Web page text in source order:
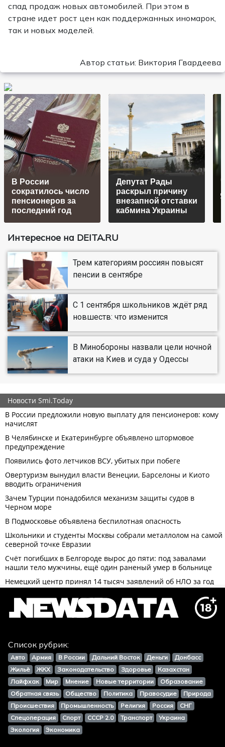
спад продаж новых автомобилей. При этом в
стране идет рост цен как поддержанных иномарок,
так и новых моделей.
Автор статьи: Виктория Гвардеева
В России
сократилось число
пенсионеров за
последний год
Депутат Рады
раскрыл причину
внезапной отставки
кабмина Украины
Интересное на DEITA.RU
Трем категориям россиян повысят
пенсии в сентябре
С 1 сентября школьников ждёт ряд
новшеств: что изменится
В Минобороны назвали цели ночной
атаки на Киев и суда у Одессы
Список рубрик:
Авто Армия В России Дальний Восток Деньги
Донбасс
Жильё
ЖКХ Законодательство Здоровье
Казахстан
Лайфхак
Мир Мнение Новые территории
Образование
Обратная связь
Общество Политика Правосудие
Природа
Происшествия
Промышленность Религия Россия
СНГ
Спецоперация
Спорт СССР 2.0 Транспорт
Украина
Экология
Экономика